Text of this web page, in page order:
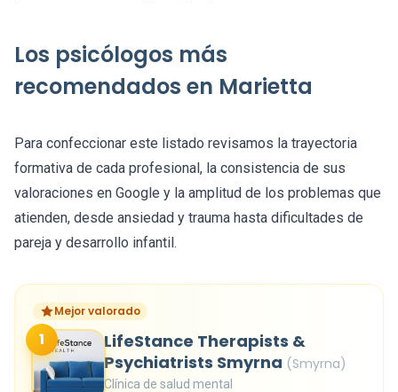
Los psicólogos más
recomendados en Marietta
Para confeccionar este listado revisamos la trayectoria
formativa de cada profesional, la consistencia de sus
valoraciones en Google y la amplitud de los problemas que
atienden, desde ansiedad y trauma hasta dificultades de
pareja y desarrollo infantil.
Mejor valorado
1
LifeStance Therapists &
Psychiatrists Smyrna (Smyrna)
Clínica de salud mental